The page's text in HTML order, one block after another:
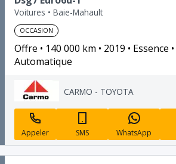
Voitures • Baie-Mahault
OCCASION
Offre 140 000 km 2019
Essence
Automatique
CARMO - TOYOTA
Appeler SMS WhatsApp